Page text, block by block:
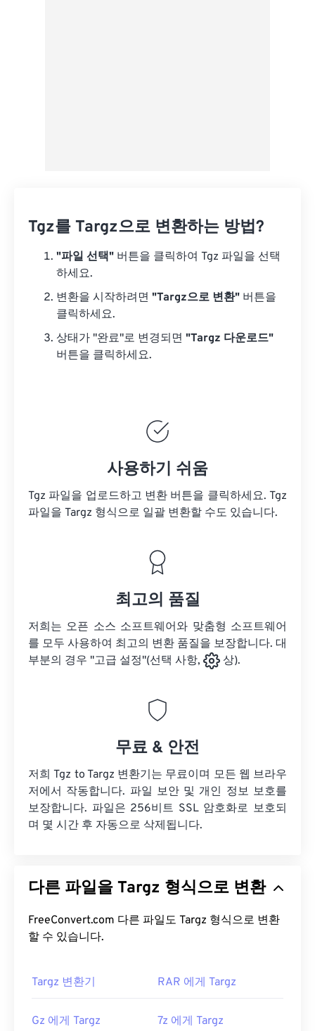
Tgz를 Targz으로 변환하는 방법?
"파일 선택" 버튼을 클릭하여 Tgz 파일을 선택
하세요.
변환을 시작하려면 "Targz으로 변환" 버튼을
클릭하세요.
상태가 "완료"로 변경되면 "Targz 다운로드"
버튼을 클릭하세요.
사용하기 쉬움
Tgz 파일을 업로드하고 변환 버튼을 클릭하세요. Tgz
파일을 Targz 형식으로 일괄 변환할 수도 있습니다.
최고의 품질
저희는 오픈 소스 소프트웨어와 맞춤형 소프트웨어
를 모두 사용하여 최고의 변환 품질을 보장합니다. 대
부분의 경우 "고급 설정"(선택 사항,
상).
무료 & 안전
저희 Tgz to Targz 변환기는 무료이며 모든 웹 브라우
저에서 작동합니다. 파일 보안 및 개인 정보 보호를
보장합니다. 파일은 256비트 SSL 암호화로 보호되
며 몇 시간 후 자동으로 삭제됩니다.
다른 파일을 Targz 형식으로 변환
FreeConvert.com 다른 파일도 Targz 형식으로 변환
할 수 있습니다.
Targz 변환기 RAR 에게 Targz
Gz 에게 Targz 7z 에게 Targz